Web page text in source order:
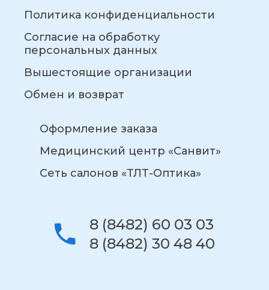
Политика конфиденциальности
Согласие на обработку
персональных данных
Вышестоящие организации
Обмен и возврат
Оформление заказа
Медицинский центр «Санвит»
Сеть салонов «ТЛТ-Оптика»
8 (8482) 60 03 03
8 (8482) 30 48 40